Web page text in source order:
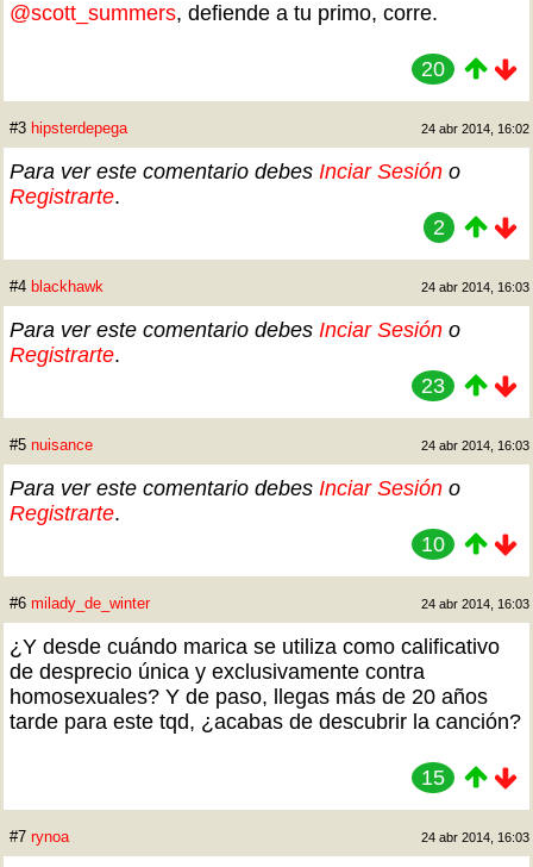
@scott_summers, defiende a tu primo, corre.
20
#3 hipsterdepega 24 abr 2014, 16:02
Para ver este comentario debes Inciar Sesión o
Registrarte.
2
#4 blackhawk 24 abr 2014, 16:03
Para ver este comentario debes Inciar Sesión o
Registrarte.
23
#5 nuisance 24 abr 2014, 16:03
Para ver este comentario debes Inciar Sesión o
Registrarte.
10
#6 milady_de_winter 24 abr 2014, 16:03
¿Y desde cuándo marica se utiliza como calificativo
de desprecio única y exclusivamente contra
homosexuales? Y de paso, llegas más de 20 años
tarde para este tqd, ¿acabas de descubrir la canción?
15
#7 rynoa 24 abr 2014, 16:03